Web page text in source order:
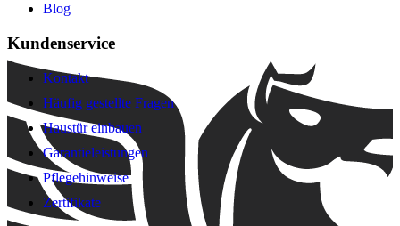
Blog
Kundenservice
Kontakt
Häufig gestellte Fragen
Haustür einbauen
Garantieleistungen
Pflegehinweise
Zertifikate